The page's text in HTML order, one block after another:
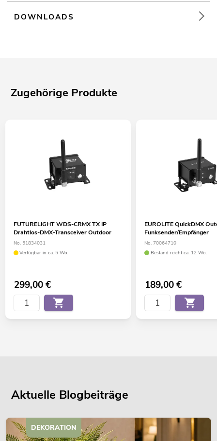
DOWNLOADS
Zugehörige Produkte
FUTURELIGHT WDS-CRMX TX IP
Drahtlos-DMX-Transceiver Outdoor
No. 51834031
Verfügbar in ca. 5 Wo.
299,00€
EUROLITE QuickDMX
Funksender/Empfänger
No. 70064710
Bestand reicht ca. 12 Wo.
189,00€
Aktuelle Blogbeiträge
DEKORATION